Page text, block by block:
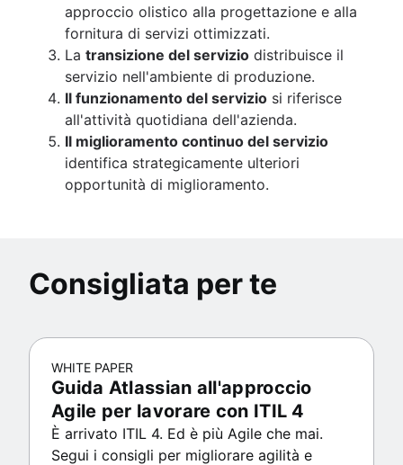
approccio olistico alla progettazione e alla
fornitura di servizi ottimizzati.
La transizione del servizio distribuisce il
servizio nell'ambiente di produzione.
Il funzionamento del servizio si riferisce
all'attività quotidiana dell'azienda.
Il miglioramento continuo del servizio
identifica strategicamente ulteriori
opportunità di miglioramento.
Consigliata per te
WHITE PAPER
Guida Atlassian all'approccio
Agile per lavorare con ITIL 4
È arrivato ITIL 4. Ed è più Agile che mai.
Segui i consigli per migliorare agilità e